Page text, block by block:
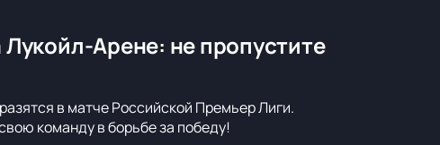
Арене: не пропустите
в матче Российской Премьер Лиги.
команду в борьбе за победу!